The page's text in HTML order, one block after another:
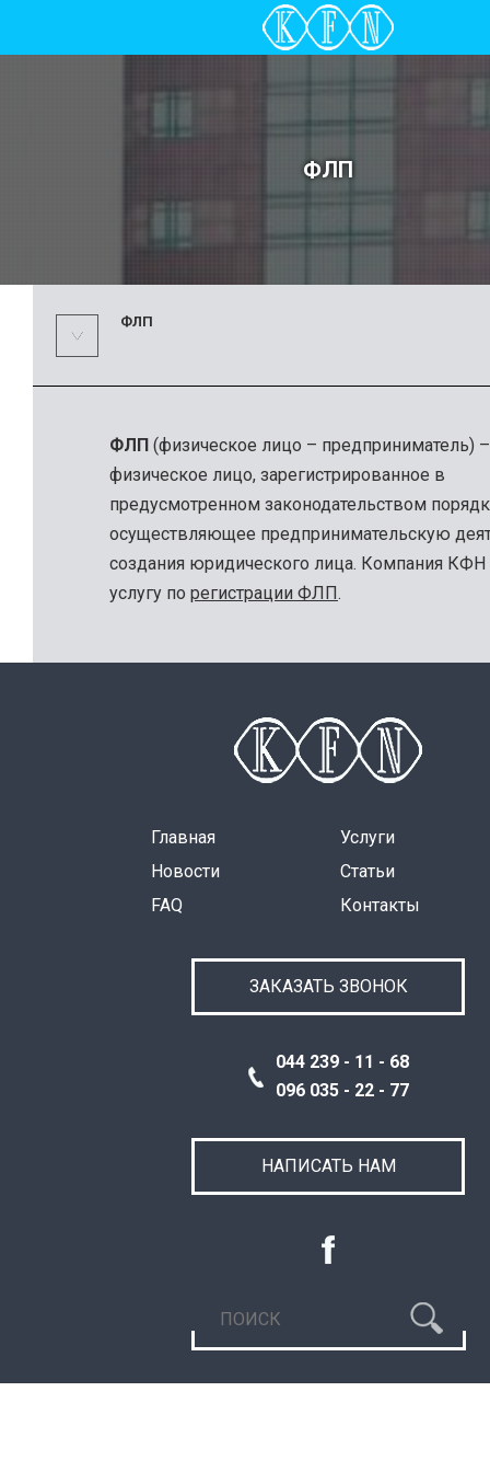
ФЛП
ФЛП
ФЛП (физическое лицо – предприниматель)
физическое лицо, зарегистрированное в
предусмотренном законодательством
осуществляющее предпринимательскую
создания юридического лица. Компания КФН
услугу по регистрации ФЛП.
Главная
Услуги
Новости
Статьи
FAQ
Контакты
ЗАКАЗАТЬ ЗВОНОК
044 239 - 11 - 68
096 035 - 22 - 77
НАПИСАТЬ НАМ